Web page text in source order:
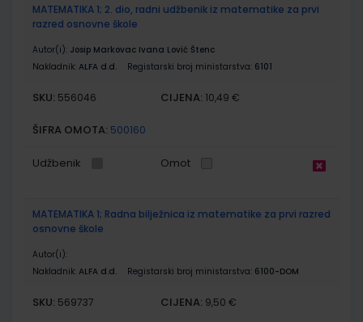
MATEMATIKA 1; 2. dio, radni udžbenik iz matematike za prvi
razred osnovne škole
Autor(i): Josip Markovac Ivana Lović Štenc
Nakladnik: ALFA d.d. Registarski broj ministarstva: 6101
SKU: 556046 CIJENA: 10,49 €
ŠIFRA OMOTA: 500160
Udžbenik Omot
MATEMATIKA 1; Radna bilježnica iz matematike za prvi razred
osnovne škole
Autor(i):
Nakladnik: ALFA d.d. Registarski broj ministarstva: 6100-DOM
SKU: 569737 CIJENA: 9,50 €